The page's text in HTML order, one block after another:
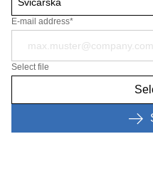
E-mail address*
Select file